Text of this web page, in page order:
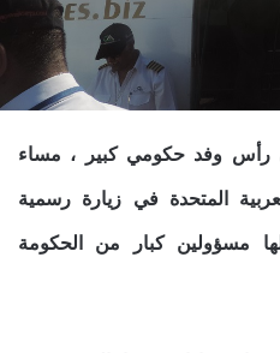
رأس وفد حكومي كبير ، مساء
المتحدة في زيارة رسمية
مسؤولين كبار من الحكومة